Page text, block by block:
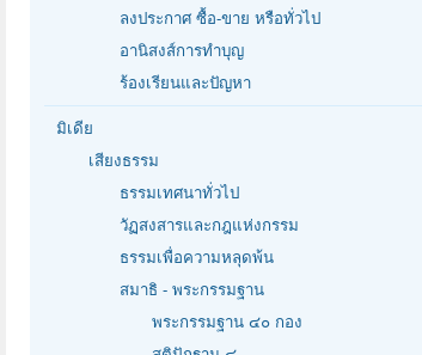
ลงประกาศ ซื้อ-ขาย หรือทั่วไป
อานิสงส์การทำบุญ
ร้องเรียนและปัญหา
มิเดีย
เสียงธรรม
ธรรมเทศนาทั่วไป
วัฏสงสารและกฎแห่งกรรม
ธรรมเพื่อความหลุดพ้น
สมาธิ - พระกรรมฐาน
พระกรรมฐาน ๔๐ กอง